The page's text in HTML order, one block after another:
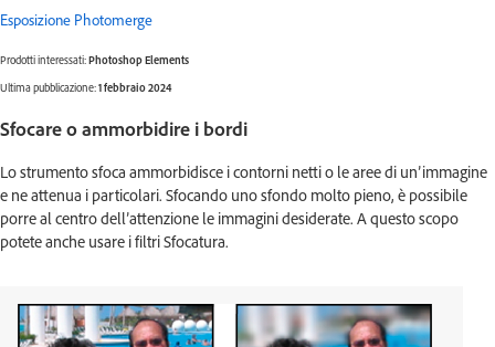
Esposizione Photomerge
Prodotti interessati:Photoshop Elements
Ultima pubblicazione:1 febbraio 2024
Sfocare o ammorbidire i bordi
Lo strumento sfoca ammorbidisce i contorni netti o le aree di un’immagine
e ne attenua i particolari. Sfocando uno sfondo molto pieno, è possibile
porre al centro dell’attenzione le immagini desiderate. A questo scopo
potete anche usare i filtri Sfocatura.